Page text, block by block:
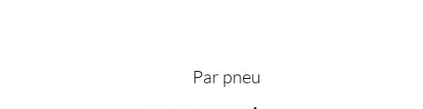
Par pneu